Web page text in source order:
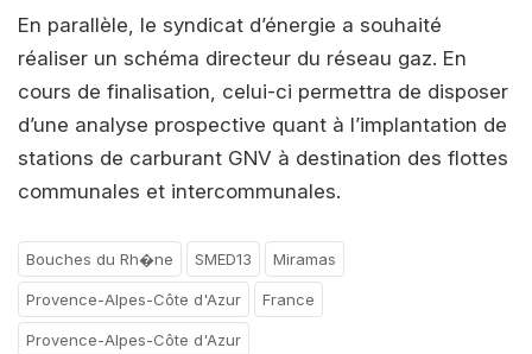
En parallèle, le syndicat d’énergie a souhaité
réaliser un schéma directeur du réseau gaz. En
cours de finalisation, celui-ci permettra de disposer
d’une analyse prospective quant à l’implantation de
stations de carburant GNV à destination des flottes
communales et intercommunales.
Bouches du Rh�ne SMED13 Miramas
Provence-Alpes-Côte d'Azur France
Provence-Alpes-Côte d'Azur